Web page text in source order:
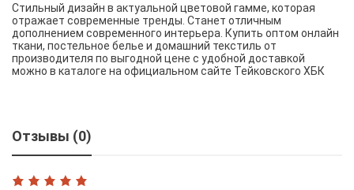
Стильный дизайн в актуальной цветовой гамме, которая
отражает современные тренды. Станет отличным
дополнением современного интерьера. Купить оптом онлайн
ткани, постельное белье и домашний текстиль от
производителя по выгодной цене с удобной доставкой
можно в каталоге на официальном сайте Тейковского ХБК
Отзывы (0)